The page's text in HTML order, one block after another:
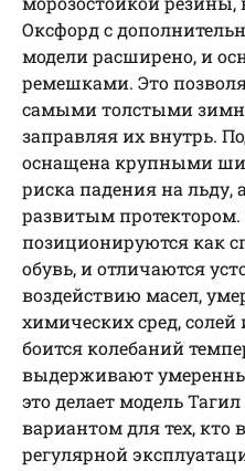
Оксфорд с
модели расширено, и
ремешками. Это
самыми толстыми
заправляя их внутрь.
оснащена крупными
риска падения на льду,
развитым протектором.
позиционируются как
обувь, и отличаются
воздействию масел,
химических сред,
боится колебаний
выдерживают
это делает модель
вариантом для тех, кто
регулярной